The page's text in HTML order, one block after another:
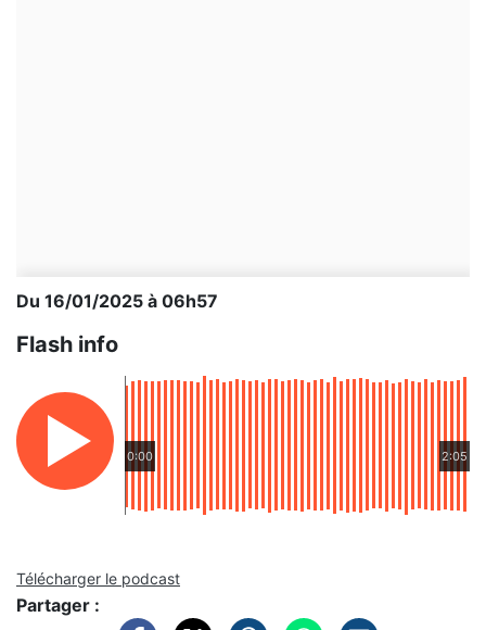
Du 16/01/2025 à 06h57
Flash info
0:00 2:05
Télécharger le podcast
Partager :